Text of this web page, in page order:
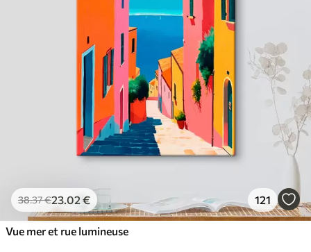
38.37€23.02 € 121
Vue mer et rue lumineuse